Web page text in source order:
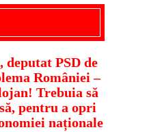
– actualitate giurgiu,
stiri politice, social
giurgiu, dezvaluiri,
stiri locale
PSD de
României –
Trebuia să
pentru a opri
naționale